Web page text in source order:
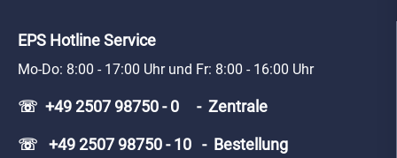
EPS Hotline Service
Mo-Do: 8:00 - 17:00 Uhr und Fr: 8:00 - 16:00 Uhr
☏ +49 2507 98750 - 0 - Zentrale
☏ +49 2507 98750 - 10 - Bestellung